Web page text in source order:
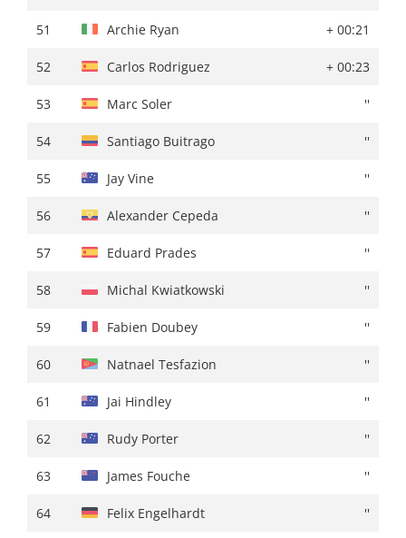
51 Archie Ryan + 00:21
52 Carlos Rodriguez + 00:23
53 Marc Soler ''
54 Santiago Buitrago ''
55 Jay Vine ''
56 Alexander Cepeda ''
57 Eduard Prades ''
58 Michal Kwiatkowski ''
59 Fabien Doubey ''
60 Natnael Tesfazion ''
61 Jai Hindley ''
62 Rudy Porter ''
63 James Fouche ''
64 Felix Engelhardt ''
51 Joel Nicolau + 01:12
52 Juri Hollmann + 01:13
53 James Shaw ''
54 Damien Howson + 01:14
55 Mark Donovan + 01:16
56 Valentin Retailleau + 01:18
57 Gregor Mühlberger ''
58 Emanuel Buchmann ''
59 Gonzalo Serrano + 01:19
60 James Fouche ''
61 Felix Engelhardt + 01:20
62 Vito Braet + 01:21
63 Gijs Leemreize ''
64 Davide De Pretto + 01:22